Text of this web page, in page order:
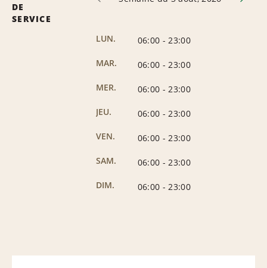
DE
SERVICE
LUN. 06:00 - 23:00
MAR.
06:00 - 23:00
MER.
06:00 - 23:00
JEU.
06:00 - 23:00
VEN.
06:00 - 23:00
SAM.
06:00 - 23:00
DIM.
06:00 - 23:00